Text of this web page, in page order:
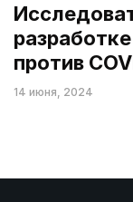
против
14 июня, 2024